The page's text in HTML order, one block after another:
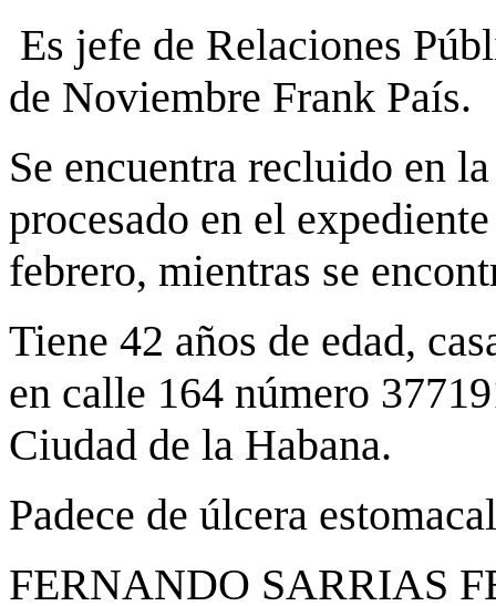
Es jefe de Relaciones
de Noviembre Frank País.
Se encuentra recluido en
procesado en el
febrero, mientras se
Tiene 42 años de edad,
en calle 164 número
Ciudad de la Habana.
Padece de úlcera
FERNANDO SARRIAS